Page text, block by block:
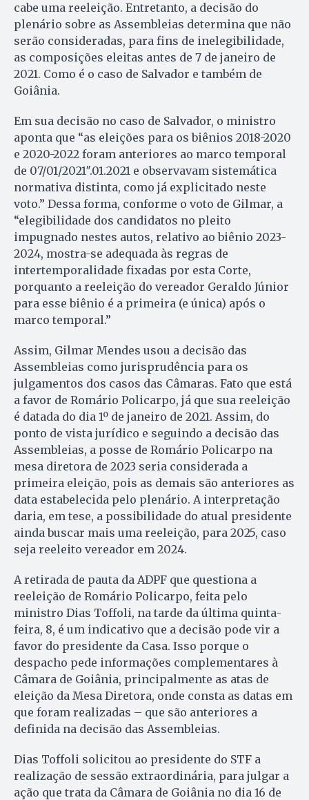
cabe uma reeleição. Entretanto, a decisão do
plenário sobre as Assembleias determina que não
serão consideradas, para fins de inelegibilidade,
as composições eleitas antes de 7 de janeiro de
2021. Como é o caso de Salvador e também de
Goiânia.
Em sua decisão no caso de Salvador, o ministro
aponta que “as eleições para os biênios 2018-2020
e 2020-2022 foram anteriores ao marco temporal
de 07/01/2021″.01.2021 e observavam sistemática
normativa distinta, como já explicitado neste
voto.” Dessa forma, conforme o voto de Gilmar, a
“elegibilidade dos candidatos no pleito
impugnado nestes autos, relativo ao biênio 2023-
2024, mostra-se adequada às regras de
intertemporalidade fixadas por esta Corte,
porquanto a reeleição do vereador Geraldo Júnior
para esse biênio é a primeira (e única) após o
marco temporal.”
Assim, Gilmar Mendes usou a decisão das
Assembleias como jurisprudência para os
julgamentos dos casos das Câmaras. Fato que está
a favor de Romário Policarpo, já que sua reeleição
é datada do dia 1º de janeiro de 2021. Assim, do
ponto de vista jurídico e seguindo a decisão das
Assembleias, a posse de Romário Policarpo na
mesa diretora de 2023 seria considerada a
primeira eleição, pois as demais são anteriores as
data estabelecida pelo plenário. A interpretação
daria, em tese, a possibilidade do atual presidente
ainda buscar mais uma reeleição, para 2025, caso
seja reeleito vereador em 2024.
A retirada de pauta da ADPF que questiona a
reeleição de Romário Policarpo, feita pelo
ministro Dias Toffoli, na tarde da última quinta-
feira, 8, é um indicativo que a decisão pode vir a
favor do presidente da Casa. Isso porque o
despacho pede informações complementares à
Câmara de Goiânia, principalmente as atas de
eleição da Mesa Diretora, onde consta as datas em
que foram realizadas – que são anteriores a
definida na decisão das Assembleias.
Dias Toffoli solicitou ao presidente do STF a
realização de sessão extraordinária, para julgar a
ação que trata da Câmara de Goiânia no dia 16 de